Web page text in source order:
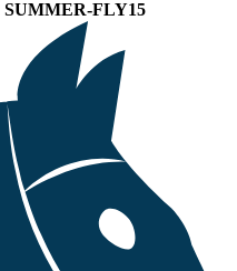
SUMMER-FLY15